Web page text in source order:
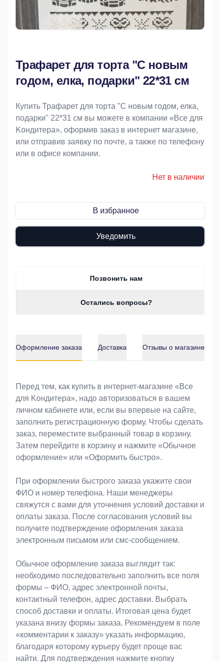
Трафарет для торта "С новым
годом, елка, подарки" 22*31 см
Купить Трафарет для торта "С новым годом, елка,
подарки" 22*31 см вы можете в компании «Bce для
Koндитeрa», оформив заказ в интернет магазине,
или отправив заявку по почте, а также по телефону
или в офисе компании.
Нет в наличии
В избранное
Уведомить
Позвонить нам
Остались вопросы?
Оформление заказа Доставка Отзывы о магазине
Оформление заказа
Перед тем, как купить в интернет-магазине «Bce
для Koндитeрa», надо авторизоваться в вашем
личном кабинете или, если вы впервые на сайте,
заполнить регистрационную форму. Чтобы сделать
заказ, переместите выбранный товар в корзину.
Затем перейдите в корзину и нажмите «Обычное
оформление» или «Оформить быстро».
При оформлении быстрого заказа укажите свои
ФИО и номер телефона. Наши менеджеры
свяжутся с вами для уточнения условий доставки и
оплаты заказа. После согласования условий вы
получите подтверждение оформления заказа
электронным письмом или смс-сообщением.
Обычное оформление заказа выглядит так:
необходимо последовательно заполнить все поля
формы – ФИО, адрес электронной почты,
контактный телефон, адрес доставки. Выбрать
способ доставки и оплаты. Итоговая цена будет
указана внизу формы заказа. Рекомендуем в поле
«комментарии к заказу» указать информацию,
благодаря которому курьеру будет проще вас
найти. Для подтверждения нажмите кнопку